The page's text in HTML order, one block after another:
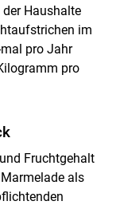
Haushalte
im
pro Jahr
pro
Fruchtgehalt
als